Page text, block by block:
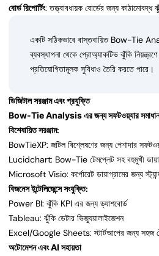
বোর্ড রিপোর্টিং: তত্ত্বাবধায়ক বোর্ডের জন্য কাঠামোবদ্ধ
একটি সঠিকভাবে বাস্তবায়িত Bow-Tie
ব্যবস্থাপনা থেকে প্রোঅ্যাকটিভ ঝুঁকি
প্রতিযোগিতামূলক সুবিধাও তৈরি করতে পারে।
ডিজিটাল সরঞ্জাম এবং প্রযুক্তি
Bow-Tie Analysis এর জন্য সফটওয়্যার সমাধান
বিশেষায়িত সরঞ্জাম:
BowTieXP: জটিল বিশ্লেষণের জন্য পেশাদার
Lucidchart: Bow-Tie টেমপ্লেট সহ বহুমুখী
Microsoft Visio: কর্পোরেট ডায়াগ্রামের জন্য
বিজনেস ইন্টেলিজেন্সে সংযুক্তি:
Power BI: ঝুঁকি KPI এর জন্য ড্যাশবোর্ড
Tableau: ঝুঁকি ডেটার ভিজ্যুয়ালাইজেশন
Excel/Google Sheets: স্টার্টআপের জন্য সহজ
অটোমেশন এবং AI সহায়তা